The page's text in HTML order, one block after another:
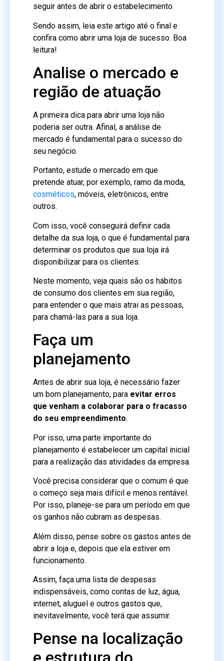
seguir antes de abrir o estabelecimento.
Sendo assim, leia este artigo até o final e
confira como abrir uma loja de sucesso. Boa
leitura!
Analise o mercado e
região de atuação
A primeira dica para abrir uma loja não
poderia ser outra. Afinal, a análise de
mercado é fundamental para o sucesso do
seu negócio.
Portanto, estude o mercado em que
pretende atuar, por exemplo, ramo da moda,
cosméticos, móveis, eletrônicos, entre
outros.
Com isso, você conseguirá definir cada
detalhe da sua loja, o que é fundamental para
determinar os produtos que sua loja irá
disponibilizar para os clientes.
Neste momento, veja quais são os hábitos
de consumo dos clientes em sua região,
para entender o que mais atrai as pessoas,
para chamá-las para a sua loja.
Faça um
planejamento
Antes de abrir sua loja, é necessário fazer
um bom planejamento, para evitar erros
que venham a colaborar para o fracasso
do seu empreendimento.
Por isso, uma parte importante do
planejamento é estabelecer um capital inicial
para a realização das atividades da empresa.
Você precisa considerar que o comum é que
o começo seja mais difícil e menos rentável.
Por isso, planeje-se para um período em que
os ganhos não cubram as despesas.
Além disso, pense sobre os gastos antes de
abrir a loja e, depois que ela estiver em
funcionamento.
Assim, faça uma lista de despesas
indispensáveis, como contas de luz, água,
internet, aluguel e outros gastos que,
inevitavelmente, você terá que assumir.
Pense na localização